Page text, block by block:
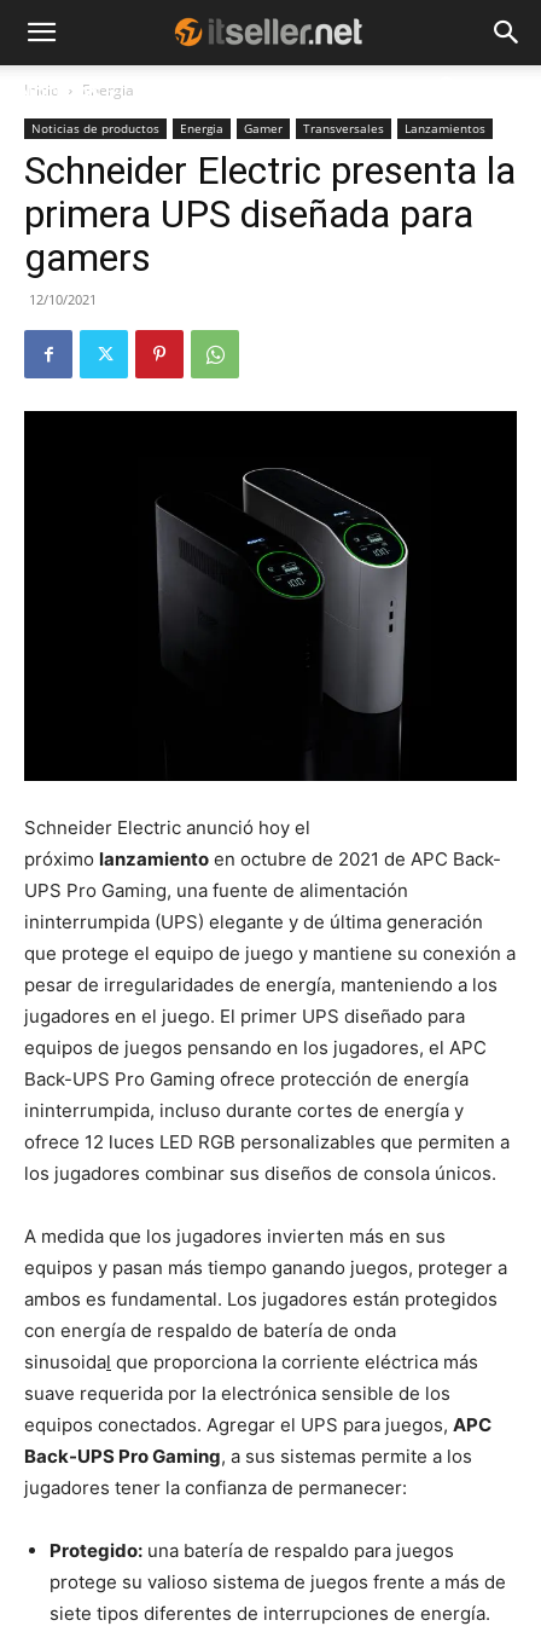
NOTICIAS
Inicio Energia
Noticias de productos Energia Gamer Transversales Lanzamientos
Schneider Electric presenta la
primera UPS diseñada para
gamers
12/10/2021
Schneider Electric anunció hoy el
próximo lanzamiento en octubre de 2021 de APC Back-
UPS Pro Gaming, una fuente de alimentación
ininterrumpida (UPS) elegante y de última generación
que protege el equipo de juego y mantiene su conexión a
pesar de irregularidades de energía, manteniendo a los
jugadores en el juego. El primer UPS diseñado para
equipos de juegos pensando en los jugadores, el APC
Back-UPS Pro Gaming ofrece protección de energía
ininterrumpida, incluso durante cortes de energía y
ofrece 12 luces LED RGB personalizables que permiten a
los jugadores combinar sus diseños de consola únicos.
A medida que los jugadores invierten más en sus
equipos y pasan más tiempo ganando juegos, proteger a
ambos es fundamental. Los jugadores están protegidos
con energía de respaldo de batería de onda
sinusoidal que proporciona la corriente eléctrica más
suave requerida por la electrónica sensible de los
equipos conectados. Agregar el UPS para juegos, APC
Back-UPS Pro Gaming, a sus sistemas permite a los
jugadores tener la confianza de permanecer:
Protegido: una batería de respaldo para juegos
protege su valioso sistema de juegos frente a más de
siete tipos diferentes de interrupciones de energía.